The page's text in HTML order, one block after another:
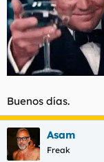
Buenos días.
Asam
Freak